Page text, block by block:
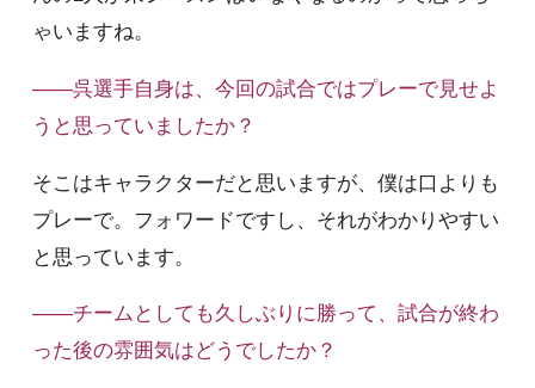
ゃいますね。
――呉選手自身は、今回の試合ではプレーで見せよ
うと思っていましたか？
そこはキャラクターだと思いますが、僕は口よりも
プレーで。フォワードですし、それがわかりやすい
と思っています。
――チームとしても久しぶりに勝って、試合が終わ
った後の雰囲気はどうでしたか？